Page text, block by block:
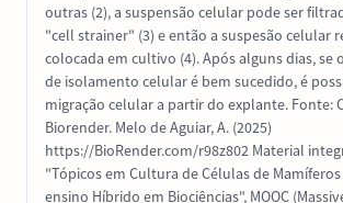
outras (2), a suspensão celular pode ser
"cell strainer" (3) e então a suspesão celular
colocada em cultivo (4). Após alguns dias, se
de isolamento celular é bem sucedido, é
migração celular a partir do explante. Fonte:
Biorender. Melo de Aguiar, A. (2025)
https://BioRender.com/r98z802 Material
"Tópicos em Cultura de Células de Mamíferos
ensino Híbrido em Biociências", MOOC